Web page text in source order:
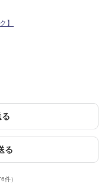
】
る
件）